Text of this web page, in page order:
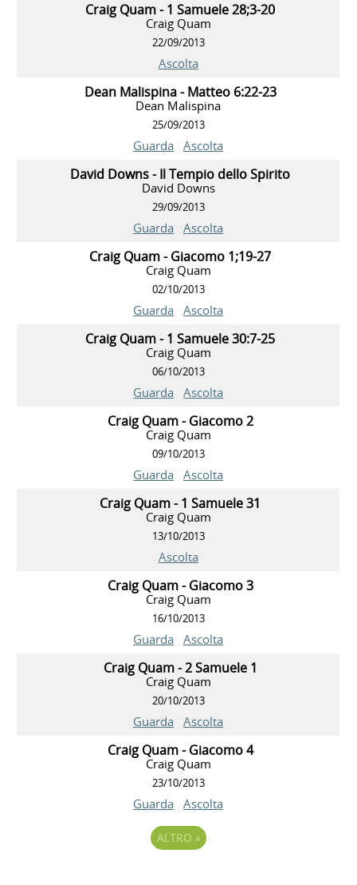
Craig Quam - 1 Samuele 28;3-20
Craig Quam
22/09/2013
Ascolta
Dean Malispina - Matteo 6:22-23
Dean Malispina
25/09/2013
Guarda Ascolta
David Downs - Il Tempio dello Spirito
David Downs
29/09/2013
Guarda Ascolta
Craig Quam - Giacomo 1;19-27
Craig Quam
02/10/2013
Guarda Ascolta
Craig Quam - 1 Samuele 30:7-25
Craig Quam
06/10/2013
Guarda Ascolta
Craig Quam - Giacomo 2
Craig Quam
09/10/2013
Guarda Ascolta
Craig Quam - 1 Samuele 31
Craig Quam
13/10/2013
Ascolta
Craig Quam - Giacomo 3
Craig Quam
16/10/2013
Guarda Ascolta
Craig Quam - 2 Samuele 1
Craig Quam
20/10/2013
Guarda Ascolta
Craig Quam - Giacomo 4
Craig Quam
23/10/2013
Guarda Ascolta
ALTRO »